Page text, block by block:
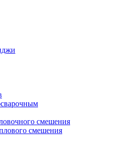
смешения
смешения